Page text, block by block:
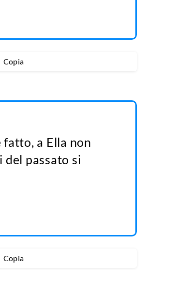
Copia
fatto, a Ella non
passato si
Copia